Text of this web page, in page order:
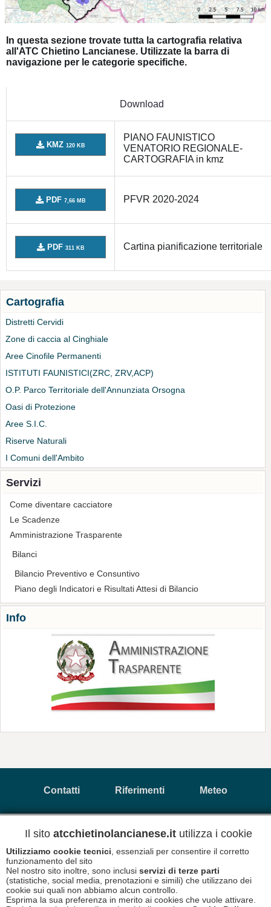
In questa sezione trovate tutta la cartografia relativa
all'ATC Chietino Lancianese. Utilizzate la barra di
navigazione per le categorie specifiche.
Download
KMZ 120 KB
PIANO FAUNISTICO
VENATORIO REGIONALE-
CARTOGRAFIA in kmz
PDF 7,66 MB PFVR 2020-2024
PDF 311 KB Cartina pianificazione territoriale
Cartografia
Distretti Cervidi
Zone di caccia al Cinghiale
Aree Cinofile Permanenti
ISTITUTI FAUNISTICI(ZRC, ZRV,ACP)
O.P. Parco Territoriale dell'Annunziata Orsogna
Oasi di Protezione
Aree S.I.C.
Riserve Naturali
I Comuni dell'Ambito
Servizi
Come diventare cacciatore
Le Scadenze
Amministrazione Trasparente
Bilanci
Bilancio Preventivo e Consuntivo
Piano degli Indicatori e Risultati Attesi di Bilancio
Info
Contatti Riferimenti Meteo
Copyright © 2026 A.T.C. Chietino Lancianese - P.Iva
93017880696
Disclaimer
Informativa Cookies
Il sito atcchietinolancianese.it utilizza i cookie
Utilizziamo cookie tecnici , essenziali per consentire il corretto
funzionamento del sito
Nel nostro sito inoltre, sono inclusi servizi di terze parti
(statistiche, social media, prenotazioni e simili) che utilizzano dei
cookie sui quali non abbiamo alcun controllo.
Esprima la sua preferenza in merito ai cookies che vuole attivare.